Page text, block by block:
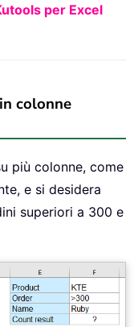
per Excel
colonne
più colonne, come
e si desidera
superiori a 300 e